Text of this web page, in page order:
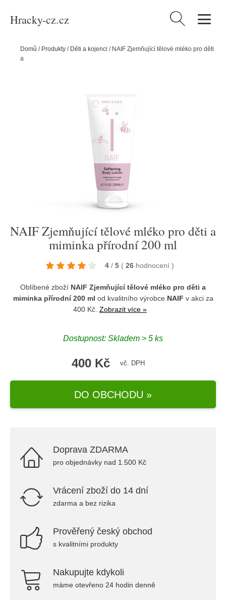
Hracky-cz.cz Vyhledávání
Domů / Produkty / Děti a kojenci / NAIF Zjemňující tělové mléko pro děti
a miminka přírodní 200 ml
NAIF Zjemňující tělové mléko pro děti a
miminka přírodní 200 ml
4 / 5 ( 26 hodnocení )
Oblíbené zboží NAIF Zjemňující tělové mléko pro děti a
miminka přírodní 200 ml od kvalitního výrobce NAIF v akci za
400 Kč. Zobrazit více »
Dostupnost: Skladem > 5 ks
400 Kč vč. DPH
DO OBCHODU »
Doprava ZDARMA
pro objednávky nad 1.500 Kč
Vrácení zboží do 14 dní
zdarma a bez rizika
Prověřený český obchod
s kvalitními produkty
Nakupujte kdykoli
máme otevřeno 24 hodin denně